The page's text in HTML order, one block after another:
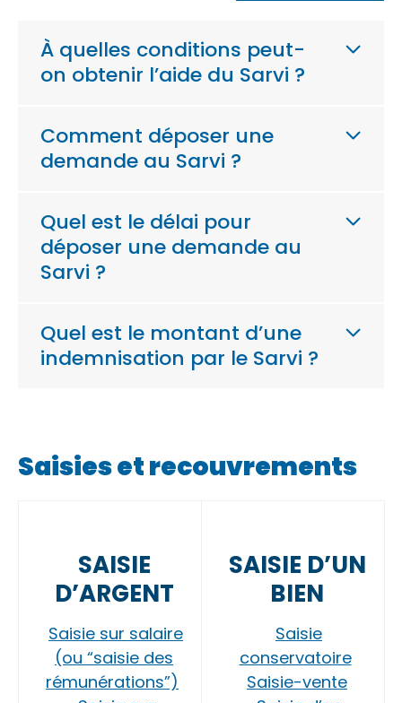
À quelles conditions peut-
on obtenir l’aide du Sarvi ?
Comment déposer une
demande au Sarvi ?
Quel est le délai pour
déposer une demande au
Sarvi ?
Quel est le montant d’une
indemnisation par le Sarvi ?
Saisies et recouvrements
SAISIE
D’ARGENT
Saisie sur salaire
(ou “saisie des
rémunérations”)
SAISIE D’UN
BIEN
Saisie
conservatoire
Saisie-vente